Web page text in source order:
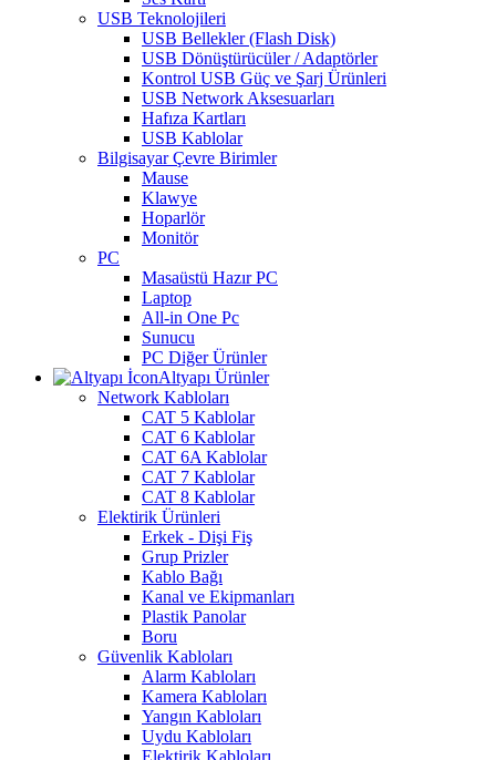
USB Teknolojileri
USB Bellekler (Flash Disk)
USB Dönüştürücüler / Adaptörler
Kontrol USB Güç ve Şarj Ürünleri
USB Network Aksesuarları
Hafıza Kartları
USB Kablolar
Bilgisayar Çevre Birimler
Mause
Klawye
Hoparlör
Monitör
PC
Masaüstü Hazır PC
Laptop
All-in One Pc
Sunucu
PC Diğer Ürünler
Altyapı Ürünler
Network Kabloları
CAT 5 Kablolar
CAT 6 Kablolar
CAT 6A Kablolar
CAT 7 Kablolar
CAT 8 Kablolar
Elektirik Ürünleri
Erkek - Dişi Fiş
Grup Prizler
Kablo Bağı
Kanal ve Ekipmanları
Plastik Panolar
Boru
Güvenlik Kabloları
Alarm Kabloları
Kamera Kabloları
Yangın Kabloları
Uydu Kabloları
Elektirik Kabloları